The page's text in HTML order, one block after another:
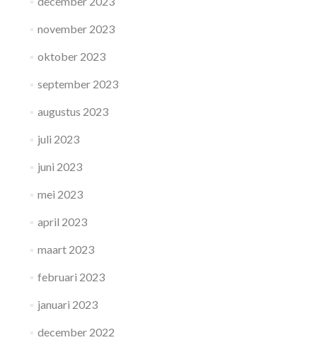
november 2023
oktober 2023
september 2023
augustus 2023
juli 2023
juni 2023
mei 2023
april 2023
maart 2023
februari 2023
januari 2023
december 2022